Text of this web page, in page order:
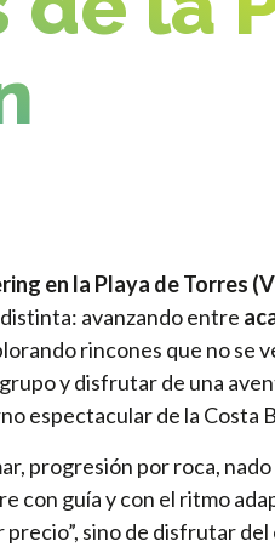
en la Playa de Torres
avanzando entre
rincones que no se
y disfrutar de una
espectacular de la Costa
progresión por roca, nado
con guía y con el ritmo
sino de disfrutar